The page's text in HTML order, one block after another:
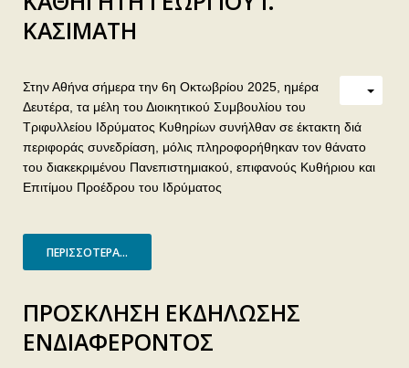
ΚΑΣΙΜΑΤΗ
Στην Αθήνα σήμερα την 6η Οκτωβρίου 2025, ημέρα
Δευτέρα, τα μέλη του Διοικητικού Συμβουλίου του
Τριφυλλείου Ιδρύματος Κυθηρίων συνήλθαν σε έκτακτη διά
περιφοράς συνεδρίαση, μόλις πληροφορήθηκαν τον θάνατο
του διακεκριμένου Πανεπιστημιακού, επιφανούς Κυθήριου και
Επιτίμου Προέδρου του Ιδρύματος
ΠΕΡΙΣΣΌΤΕΡΑ...
ΠΡΟΣΚΛΗΣΗ ΕΚΔΗΛΩΣΗΣ
ΕΝΔΙΑΦΕΡΟΝΤΟΣ